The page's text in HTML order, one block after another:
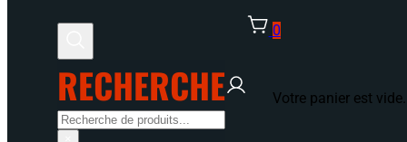
RECHERCHE
Rechercher
0
Votre panier est vide.